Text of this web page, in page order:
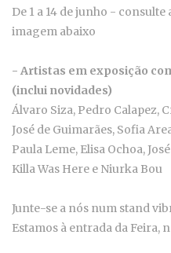
De 1 a 14 de junho -
imagem abaixo
- Artistas em exposição
(inclui novidades)
Álvaro Siza, Pedro Calapez,
José de Guimarães, Sofia
Paula Leme, Elisa Ochoa,
Killa Was Here e Niurka Bou
Junte-se a nós num stand
Estamos à entrada da Feira,